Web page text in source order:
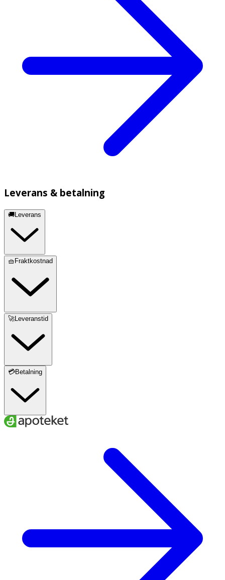
Leverans & betalning
🚚Leverans
🧺Fraktkostnad
🚀Leveranstid
💳Betalning